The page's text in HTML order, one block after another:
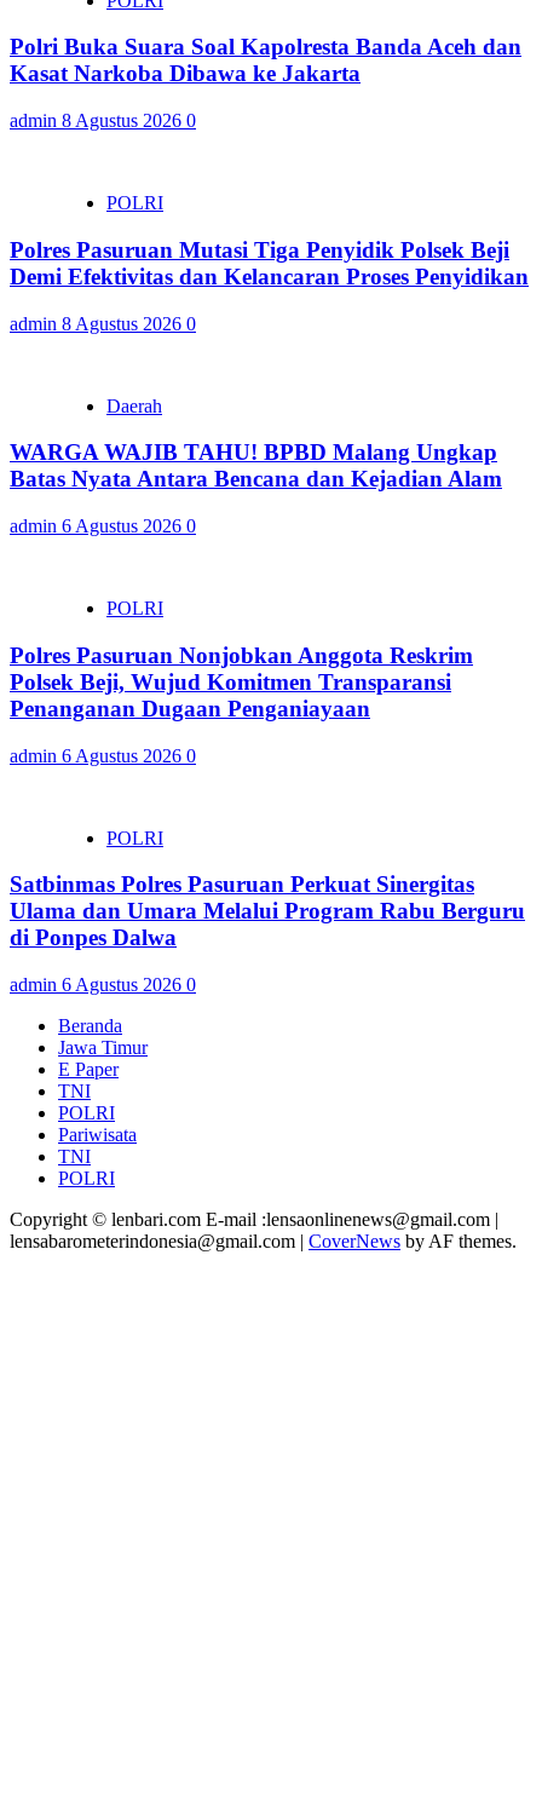
Polri Buka Suara Soal Kapolresta Banda Aceh dan
Kasat Narkoba Dibawa ke Jakarta
admin 8 Agustus 2026 0
POLRI
Polres Pasuruan Mutasi Tiga Penyidik Polsek Beji
Demi Efektivitas dan Kelancaran Proses Penyidikan
admin 8 Agustus 2026 0
Daerah
WARGA WAJIB TAHU! BPBD Malang Ungkap
Batas Nyata Antara Bencana dan Kejadian Alam
admin 6 Agustus 2026 0
POLRI
Polres Pasuruan Nonjobkan Anggota Reskrim
Polsek Beji, Wujud Komitmen Transparansi
Penanganan Dugaan Penganiayaan
admin 6 Agustus 2026 0
POLRI
Satbinmas Polres Pasuruan Perkuat Sinergitas
Ulama dan Umara Melalui Program Rabu Berguru
di Ponpes Dalwa
admin 6 Agustus 2026 0
Beranda
Jawa Timur
E Paper
TNI
POLRI
Pariwisata
TNI
POLRI
Copyright © lenbari.com E-mail :lensaonlinenews@gmail.com |
lensabarometerindonesia@gmail.com | CoverNews by AF themes.